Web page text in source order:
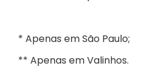
* Apenas em São Paulo;
** Apenas em Valinhos.